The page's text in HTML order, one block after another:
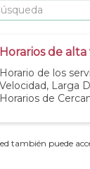
Horarios de
Horario de los
Velocidad, Larga
Horarios de
también puede